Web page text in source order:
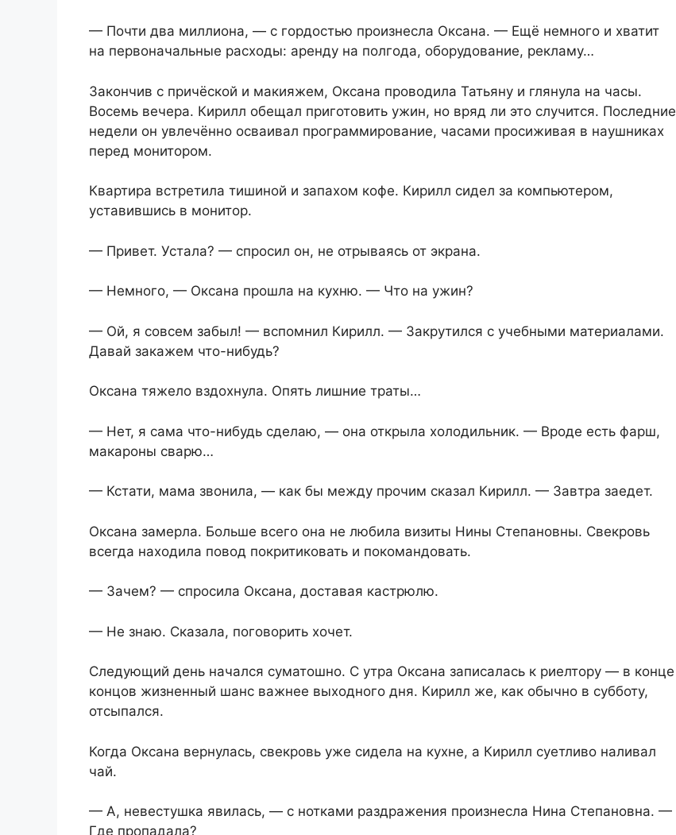
— Почти два миллиона, — с гордостью произнесла Оксана. — Ещё немного и хватит
на первоначальные расходы: аренду на полгода, оборудование, рекламу…
Закончив с причёской и макияжем, Оксана проводила Татьяну и глянула на часы.
Восемь вечера. Кирилл обещал приготовить ужин, но вряд ли это случится. Последние
недели он увлечённо осваивал программирование, часами просиживая в наушниках
перед монитором.
Квартира встретила тишиной и запахом кофе. Кирилл сидел за компьютером,
уставившись в монитор.
— Привет. Устала? — спросил он, не отрываясь от экрана.
— Немного, — Оксана прошла на кухню. — Что на ужин?
— Ой, я совсем забыл! — вспомнил Кирилл. — Закрутился с учебными материалами.
Давай закажем что-нибудь?
Оксана тяжело вздохнула. Опять лишние траты…
— Нет, я сама что-нибудь сделаю, — она открыла холодильник. — Вроде есть фарш,
макароны сварю…
— Кстати, мама звонила, — как бы между прочим сказал Кирилл. — Завтра заедет.
Оксана замерла. Больше всего она не любила визиты Нины Степановны. Свекровь
всегда находила повод покритиковать и покомандовать.
— Зачем? — спросила Оксана, доставая кастрюлю.
— Не знаю. Сказала, поговорить хочет.
Следующий день начался суматошно. С утра Оксана записалась к риелтору — в конце
концов жизненный шанс важнее выходного дня. Кирилл же, как обычно в субботу,
отсыпался.
Когда Оксана вернулась, свекровь уже сидела на кухне, а Кирилл суетливо наливал
чай.
— А, невестушка явилась, — с нотками раздражения произнесла Нина Степановна. —
Где пропадала?